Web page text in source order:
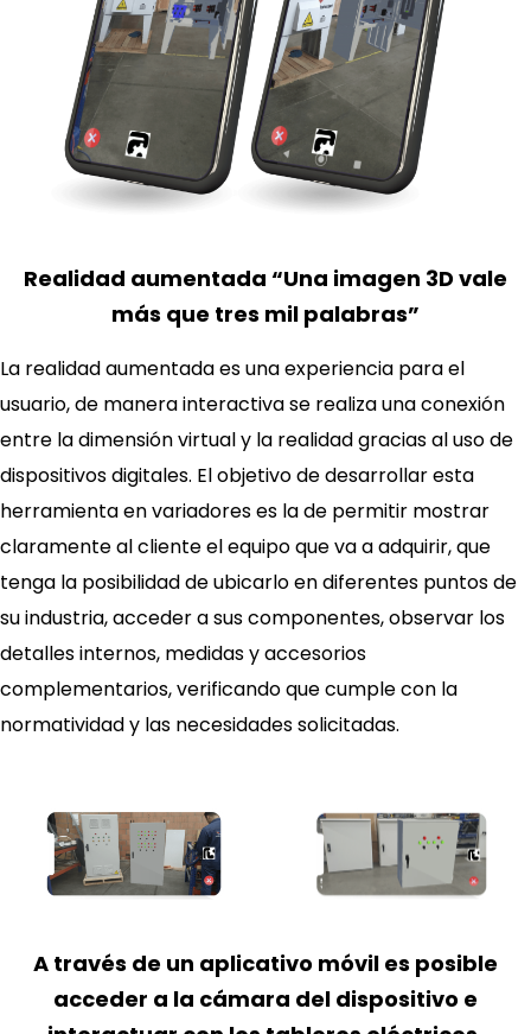
Realidad aumentada “Una imagen 3D vale
más que tres mil palabras”
La realidad aumentada es una experiencia para el
usuario, de manera interactiva se realiza una conexión
entre la dimensión virtual y la realidad gracias al uso de
dispositivos digitales. El objetivo de desarrollar esta
herramienta en variadores es la de permitir mostrar
claramente al cliente el equipo que va a adquirir, que
tenga la posibilidad de ubicarlo en diferentes puntos de
su industria, acceder a sus componentes, observar los
detalles internos, medidas y accesorios
complementarios, verificando que cumple con la
normatividad y las necesidades solicitadas.
A través de un aplicativo móvil es posible
acceder a la cámara del dispositivo e